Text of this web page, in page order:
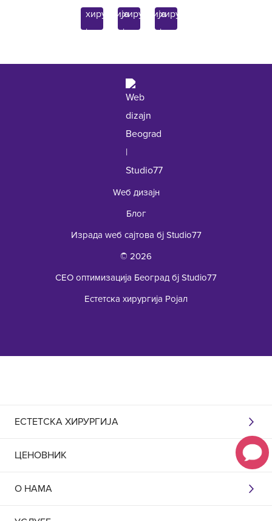
ЕСТЕТСКА ХИРУРГИЈА
ЦЕНОВНИК
О НАМА
Ендокринологија
11070 Beograd, Srbija
Wеб дизајн
Блог
Израда wеб сајтова бј Studio77
© 2026
СЕО оптимизација Београд бј Studio77
Естетска хирургија Ројал